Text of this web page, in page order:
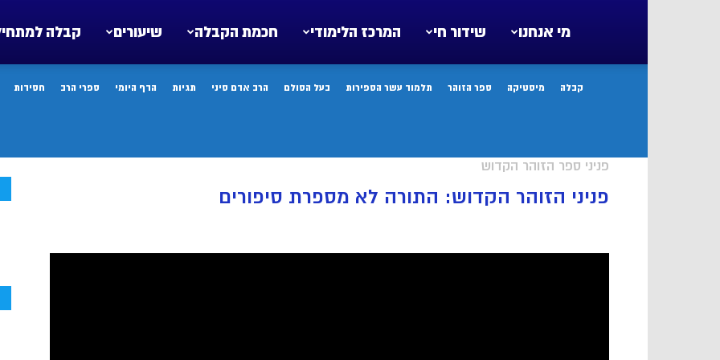
קבלה שיעורים חכמת הקבלה המרכז הלימודי שידור חי מי אנחנו
קבלה מיסטיקה ספר הזוהר תלמוד עשר הספירות בעל הסולם הרב אדם סיני תגיות הדף היומי ספרי הרב חסידות
פניני ספר הזוהר הקדוש
פניני הזוהר הקדוש: התורה לא מספרת סיפורים